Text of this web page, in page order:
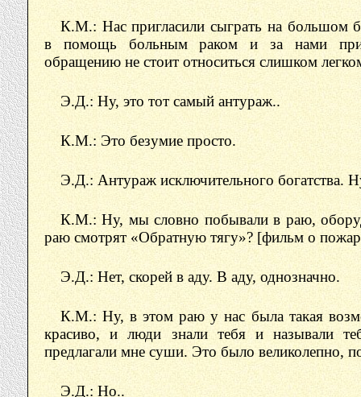
К.М.: Нас пригласили сыграть на большом
в помощь больным раком и за нами
обращению не стоит относиться слишком
Э.Д.: Ну, это тот самый антураж..
К.М.: Это безумие просто.
Э.Д.: Антураж исключительного богатства.
К.М.: Ну, мы словно побывали в раю,
раю смотрят «Обратную тягу»? [фильм о
Э.Д.: Нет, скорей в аду. В аду, однозначно.
К.М.: Ну, в этом раю у нас была такая
красиво, и люди знали тебя и называли
предлагали мне суши. Это было великолепно,
Э.Д.: Но..